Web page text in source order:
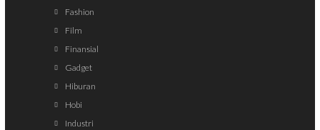
Fashion
Film
Finansial
Gadget
Hiburan
Hobi
Industri